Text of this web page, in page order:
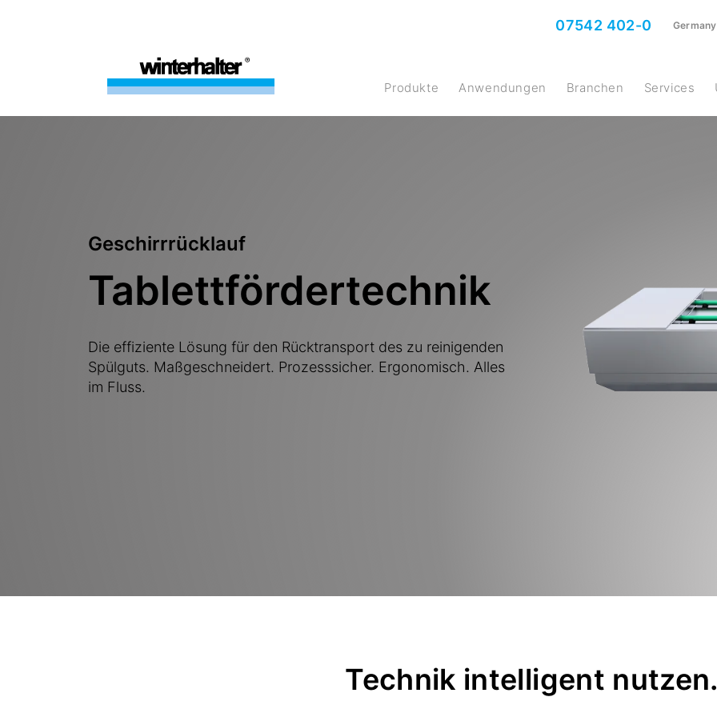
07542 402-0 Germany
Produkte Anwendungen Branchen Services
Geschirrrücklauf
Tablettfördertechnik
Die effiziente Lösung für den Rücktransport des zu reinigenden
Spülguts. Maßgeschneidert. Prozesssicher. Ergonomisch. Alles
im Fluss.
Technik intelligent